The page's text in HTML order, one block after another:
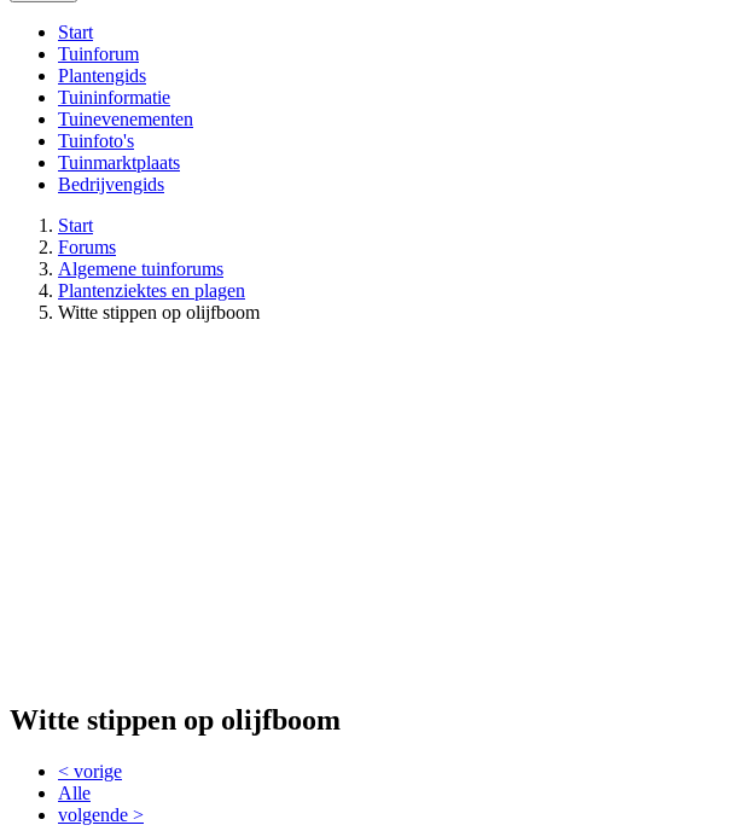
Start
Tuinforum
Plantengids
Tuininformatie
Tuinevenementen
Tuinfoto's
Tuinmarktplaats
Bedrijvengids
Start
Forums
Algemene tuinforums
Plantenziektes en plagen
Witte stippen op olijfboom
Witte stippen op olijfboom
< vorige
Alle
volgende >